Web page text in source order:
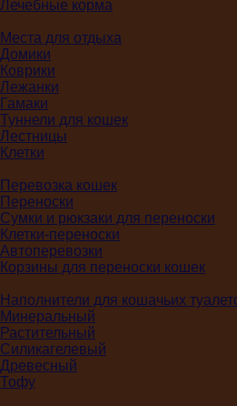
Лечебные корма
Места для отдыха
Домики
Коврики
Лежанки
Гамаки
Туннели для кошек
Лестницы
Клетки
Перевозка кошек
Переноски
Сумки и рюкзаки для переноски
Клетки-переноски
Автоперевозки
Корзины для переноски кошек
Наполнители для кошачьих
Минеральный
Растительный
Силикагелевый
Древесный
Тофу